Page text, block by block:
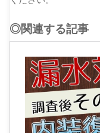
◎関連する記事